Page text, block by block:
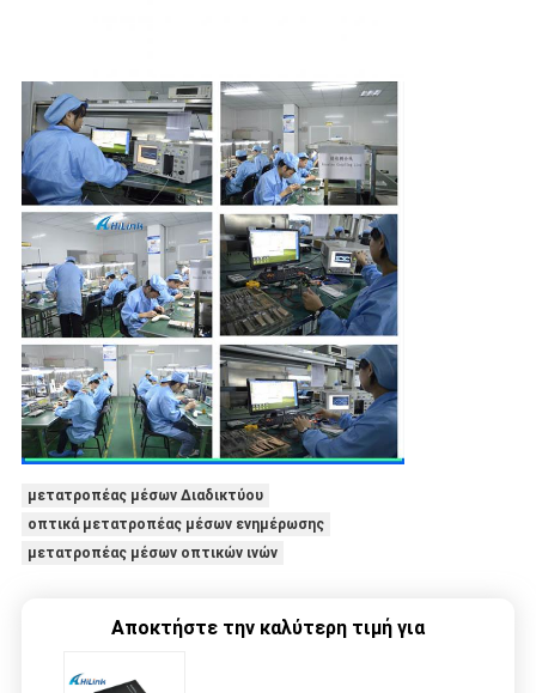
μετατροπέας μέσων Διαδικτύου
οπτικά μετατροπέας μέσων ενημέρωσης
μετατροπέας μέσων οπτικών ινών
Αποκτήστε την καλύτερη τιμή για